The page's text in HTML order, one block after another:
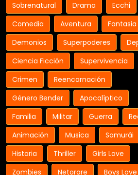
Sobrenatural
Drama
Ecchi
Comedia
Aventura
Fantasia
Demonios
Superpoderes
Ciencia Ficción
Supervivencia
Crimen
Reencarnación
Género Bender
Apocalíptico
Familia
Militar Guerra
Animación
Musica
Samurái
Historia
Thriller
Girls Love
Zombies
Netorare
Boys Love